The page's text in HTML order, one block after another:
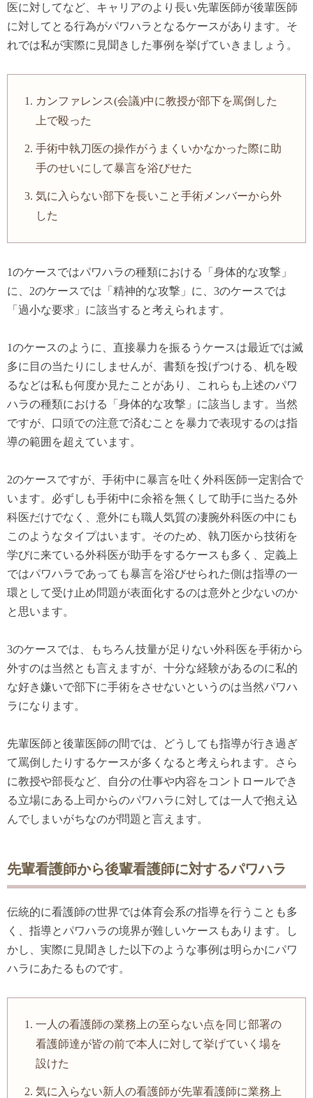
医に対してなど、キャリアのより長い先輩医師が後輩医師
に対してとる行為がパワハラとなるケースがあります。そ
れでは私が実際に見聞きした事例を挙げていきましょう。
カンファレンス(会議)中に教授が部下を罵倒した
上で殴った
手術中執刀医の操作がうまくいかなかった際に助
手のせいにして暴言を浴びせた
気に入らない部下を長いこと手術メンバーから外
した
1のケースではパワハラの種類における「身体的な攻撃」
に、2のケースでは「精神的な攻撃」に、3のケースでは
「過小な要求」に該当すると考えられます。
1のケースのように、直接暴力を振るうケースは最近では滅
多に目の当たりにしませんが、書類を投げつける、机を殴
るなどは私も何度か見たことがあり、これらも上述のパワ
ハラの種類における「身体的な攻撃」に該当します。当然
ですが、口頭での注意で済むことを暴力で表現するのは指
導の範囲を超えています。
2のケースですが、手術中に暴言を吐く外科医師一定割合で
います。必ずしも手術中に余裕を無くして助手に当たる外
科医だけでなく、意外にも職人気質の凄腕外科医の中にも
このようなタイプはいます。そのため、執刀医から技術を
学びに来ている外科医が助手をするケースも多く、定義上
ではパワハラであっても暴言を浴びせられた側は指導の一
環として受け止め問題が表面化するのは意外と少ないのか
と思います。
3のケースでは、もちろん技量が足りない外科医を手術から
外すのは当然とも言えますが、十分な経験があるのに私的
な好き嫌いで部下に手術をさせないというのは当然パワハ
ラになります。
先輩医師と後輩医師の間では、どうしても指導が行き過ぎ
て罵倒したりするケースが多くなると考えられます。さら
に教授や部長など、自分の仕事や内容をコントロールでき
る立場にある上司からのパワハラに対しては一人で抱え込
んでしまいがちなのが問題と言えます。
先輩看護師から後輩看護師に対するパワハラ
伝統的に看護師の世界では体育会系の指導を行うことも多
く、指導とパワハラの境界が難しいケースもあります。し
かし、実際に見聞きした以下のような事例は明らかにパワ
ハラにあたるものです。
一人の看護師の業務上の至らない点を同じ部署の
看護師達が皆の前で本人に対して挙げていく場を
設けた
気に入らない新人の看護師が先輩看護師に業務上